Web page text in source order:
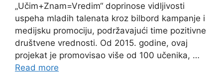
„Učim+Znam=Vredim“ doprinose vidljivosti
uspeha mladih talenata kroz bilbord kampanje i
medijsku promociju, podržavajući time pozitivne
društvene vrednosti. Od 2015. godine, ovaj
projekat je promovisao više od 100 učenika, …
Read more